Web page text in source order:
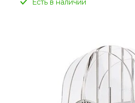
Есть в наличии